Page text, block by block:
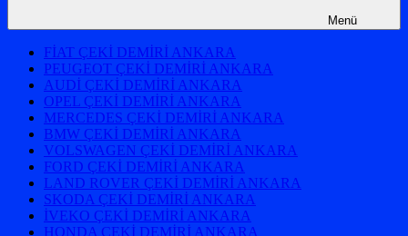
Menü
FİAT ÇEKİ DEMİRİ ANKARA
PEUGEOT ÇEKİ DEMİRİ ANKARA
AUDİ ÇEKİ DEMİRİ ANKARA
OPEL ÇEKİ DEMİRİ ANKARA
MERCEDES ÇEKİ DEMİRİ ANKARA
BMW ÇEKİ DEMİRİ ANKARA
VOLSWAGEN ÇEKİ DEMİRİ ANKARA
FORD ÇEKİ DEMİRİ ANKARA
LAND ROVER ÇEKİ DEMİRİ ANKARA
SKODA ÇEKİ DEMİRİ ANKARA
İVEKO ÇEKİ DEMİRİ ANKARA
HONDA ÇEKİ DEMİRİ ANKARA